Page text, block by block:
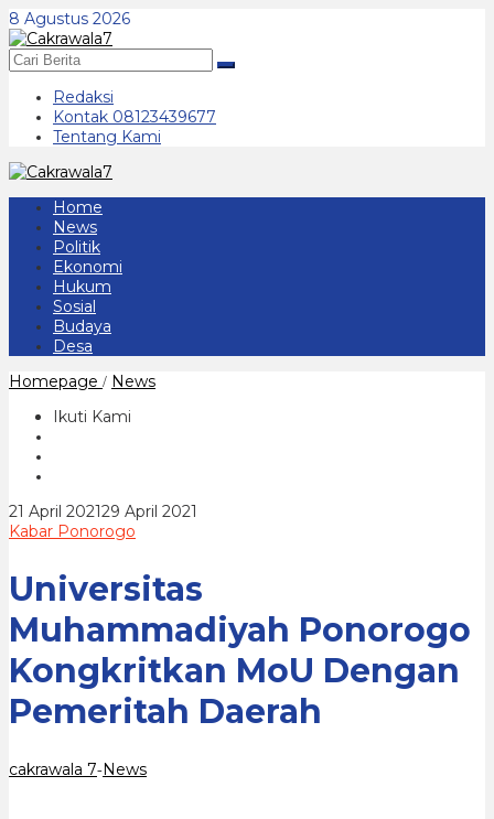
Lewati
ke
konten
8 Agustus 2026
Redaksi
Kontak 08123439677
Tentang Kami
Home
News
Politik
Ekonomi
Hukum
Sosial
Budaya
Desa
Homepage / NewsUniversitas
Daerah
Ikuti Kami
21 April 202129 April 2021
Kabar Ponorogo
Universitas
Muhammadiyah Ponorogo
Kongkritkan MoU Dengan
Pemeritah Daerah
cakrawala 7-News